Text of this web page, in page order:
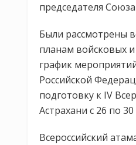
председателя
Были рассмотрены
планам войсковых
график
Российской
подготовку к IV
Астрахани с 26 по 30
Всероссийский